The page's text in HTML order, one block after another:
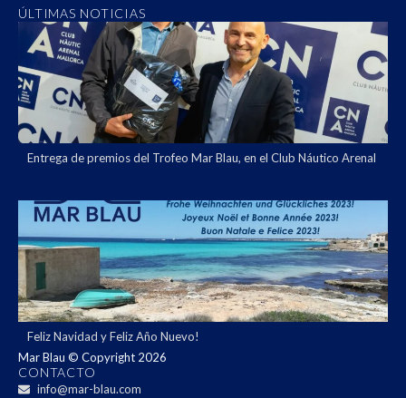
ÚLTIMAS NOTICIAS
Entrega de premios del Trofeo Mar Blau, en el Club Náutico Arenal
Feliz Navidad y Feliz Año Nuevo!
Mar Blau © Copyright 2026
CONTACTO
info@mar-blau.com